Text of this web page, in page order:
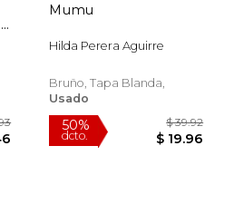
Mumu
Hilda Perera Aguirre
Bruño, Tapa Blanda,
Usado